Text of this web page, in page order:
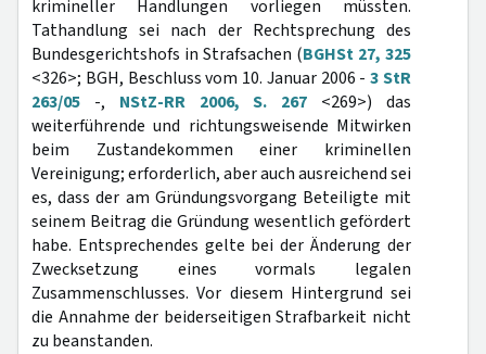
krimineller Handlungen vorliegen müssten.
Tathandlung sei nach der Rechtsprechung des
Bundesgerichtshofs in Strafsachen (BGHSt 27, 325
<326>; BGH, Beschluss vom 10. Januar 2006 -3 StR
263/05 -, NStZ-RR 2006, S. 267 <269>) das
weiterführende und richtungsweisende Mitwirken
beim Zustandekommen einer kriminellen
Vereinigung; erforderlich, aber auch ausreichend sei
es, dass der am Gründungsvorgang Beteiligte mit
seinem Beitrag die Gründung wesentlich gefördert
habe. Entsprechendes gelte bei der Änderung der
Zwecksetzung eines vormals legalen
Zusammenschlusses. Vor diesem Hintergrund sei
die Annahme der beiderseitigen Strafbarkeit nicht
zu beanstanden.